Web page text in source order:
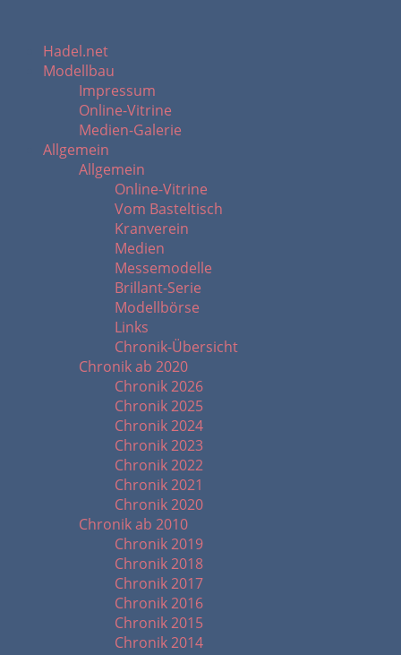
Hadel.net
Modellbau
Impressum
Online-Vitrine
Medien-Galerie
Allgemein
Allgemein
Online-Vitrine
Vom Basteltisch
Kranverein
Medien
Messemodelle
Brillant-Serie
Modellbörse
Links
Chronik-Übersicht
Chronik ab 2020
Chronik 2026
Chronik 2025
Chronik 2024
Chronik 2023
Chronik 2022
Chronik 2021
Chronik 2020
Chronik ab 2010
Chronik 2019
Chronik 2018
Chronik 2017
Chronik 2016
Chronik 2015
Chronik 2014